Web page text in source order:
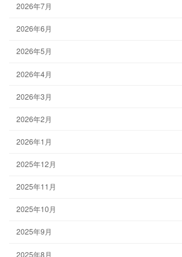
2026年7月
2026年6月
2026年5月
2026年4月
2026年3月
2026年2月
2026年1月
2025年12月
2025年11月
2025年10月
2025年9月
2025年8月